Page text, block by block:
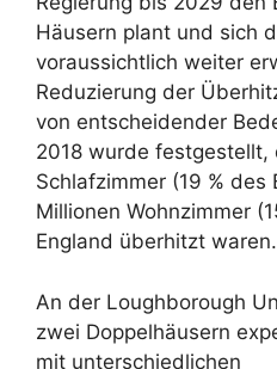
Häusern plant und sich
voraussichtlich weiter
Reduzierung der
von entscheidender
2018 wurde festgestellt,
Schlafzimmer (19 %
Millionen Wohnzimmer
England überhitzt waren.
An der Loughborough
zwei Doppelhäusern
mit unterschiedlichen